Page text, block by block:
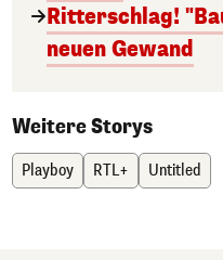
Ritterschlag!
neuen Gewand
Weitere Storys
Playboy RTL+ Untitled